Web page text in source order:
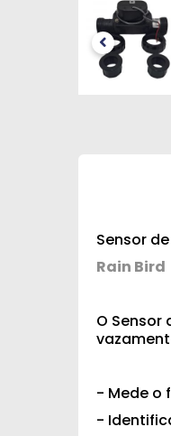
Sensor de
Rain Bird
O Sensor
- Mede o
-